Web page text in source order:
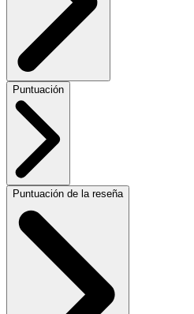
Puntuación
Puntuación de la reseña